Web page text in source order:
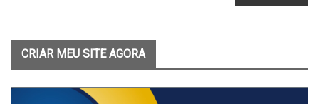
CRIAR MEU SITE AGORA